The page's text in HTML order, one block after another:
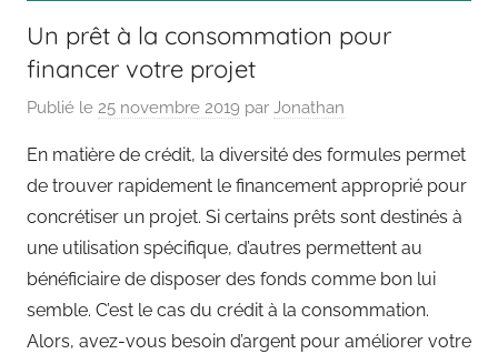
Un prêt à la consommation pour
financer votre projet
Publié le 25 novembre 2019 par Jonathan
En matière de crédit, la diversité des formules permet
de trouver rapidement le financement approprié pour
concrétiser un projet. Si certains prêts sont destinés à
une utilisation spécifique, d’autres permettent au
bénéficiaire de disposer des fonds comme bon lui
semble. C’est le cas du crédit à la consommation.
Alors, avez-vous besoin d’argent pour améliorer votre